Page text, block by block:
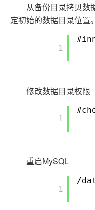
从备份目录拷贝数
定初始的数据目录位置。
        1
修改数据目录权限
        1
重启MySQL
        1
/